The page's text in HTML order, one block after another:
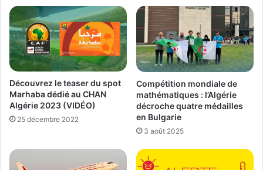
Découvrez le teaser du spot
Marhaba dédié au CHAN
Algérie 2023 (VIDÉO)
25 décembre 2022
Compétition mondiale de
mathématiques : l’Algérie
décroche quatre médailles
en Bulgarie
3 août 2025